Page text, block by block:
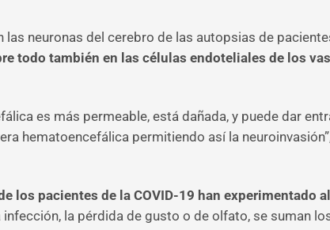
neuronas del cerebro de las autopsias de
todo también en las células endoteliales de los
es más permeable, está dañada, y puede dar
hematoencefálica permitiendo así la
los pacientes de la COVID-19 han experimentado
la pérdida de gusto o de olfato, se suman